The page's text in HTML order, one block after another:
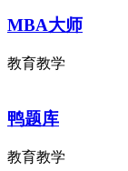
MBA大师
教育教学
鸭题库
教育教学